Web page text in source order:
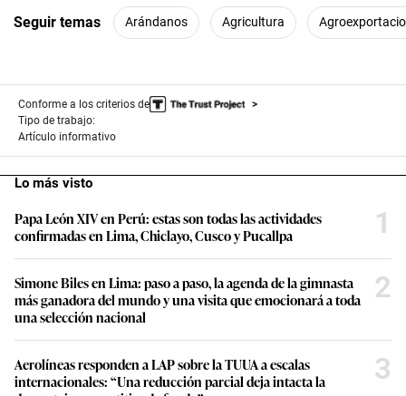
Seguir temas Arándanos Agricultura
Conforme a los criterios de
Tipo de trabajo:
Artículo informativo
Lo más visto
Papa León XIV en Perú: estas son todas las actividades
confirmadas en Lima, Chiclayo, Cusco y Pucallpa
1
Simone Biles en Lima: paso a paso, la agenda de la gimnasta
más ganadora del mundo y una visita que emocionará a toda
una selección nacional
2
Aerolíneas responden a LAP sobre la TUUA a escalas
internacionales: “Una reducción parcial deja intacta la
3